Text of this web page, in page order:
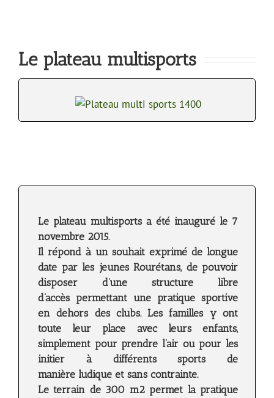
Le plateau multisports
Le plateau multisports a été inauguré le 7
novembre 2015.
Il répond à un souhait exprimé de longue
date par les jeunes Rourétans, de pouvoir
disposer d’une structure libre
d’accès permettant une pratique sportive
en dehors des clubs. Les familles y ont
toute leur place avec leurs enfants,
simplement pour prendre l’air ou pour les
initier à différents sports de
manière ludique et sans contrainte.
Le terrain de 300 m2 permet la pratique